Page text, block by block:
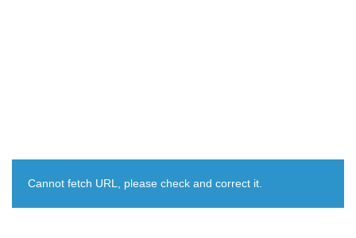
Cannot fetch URL, please check and correct it.